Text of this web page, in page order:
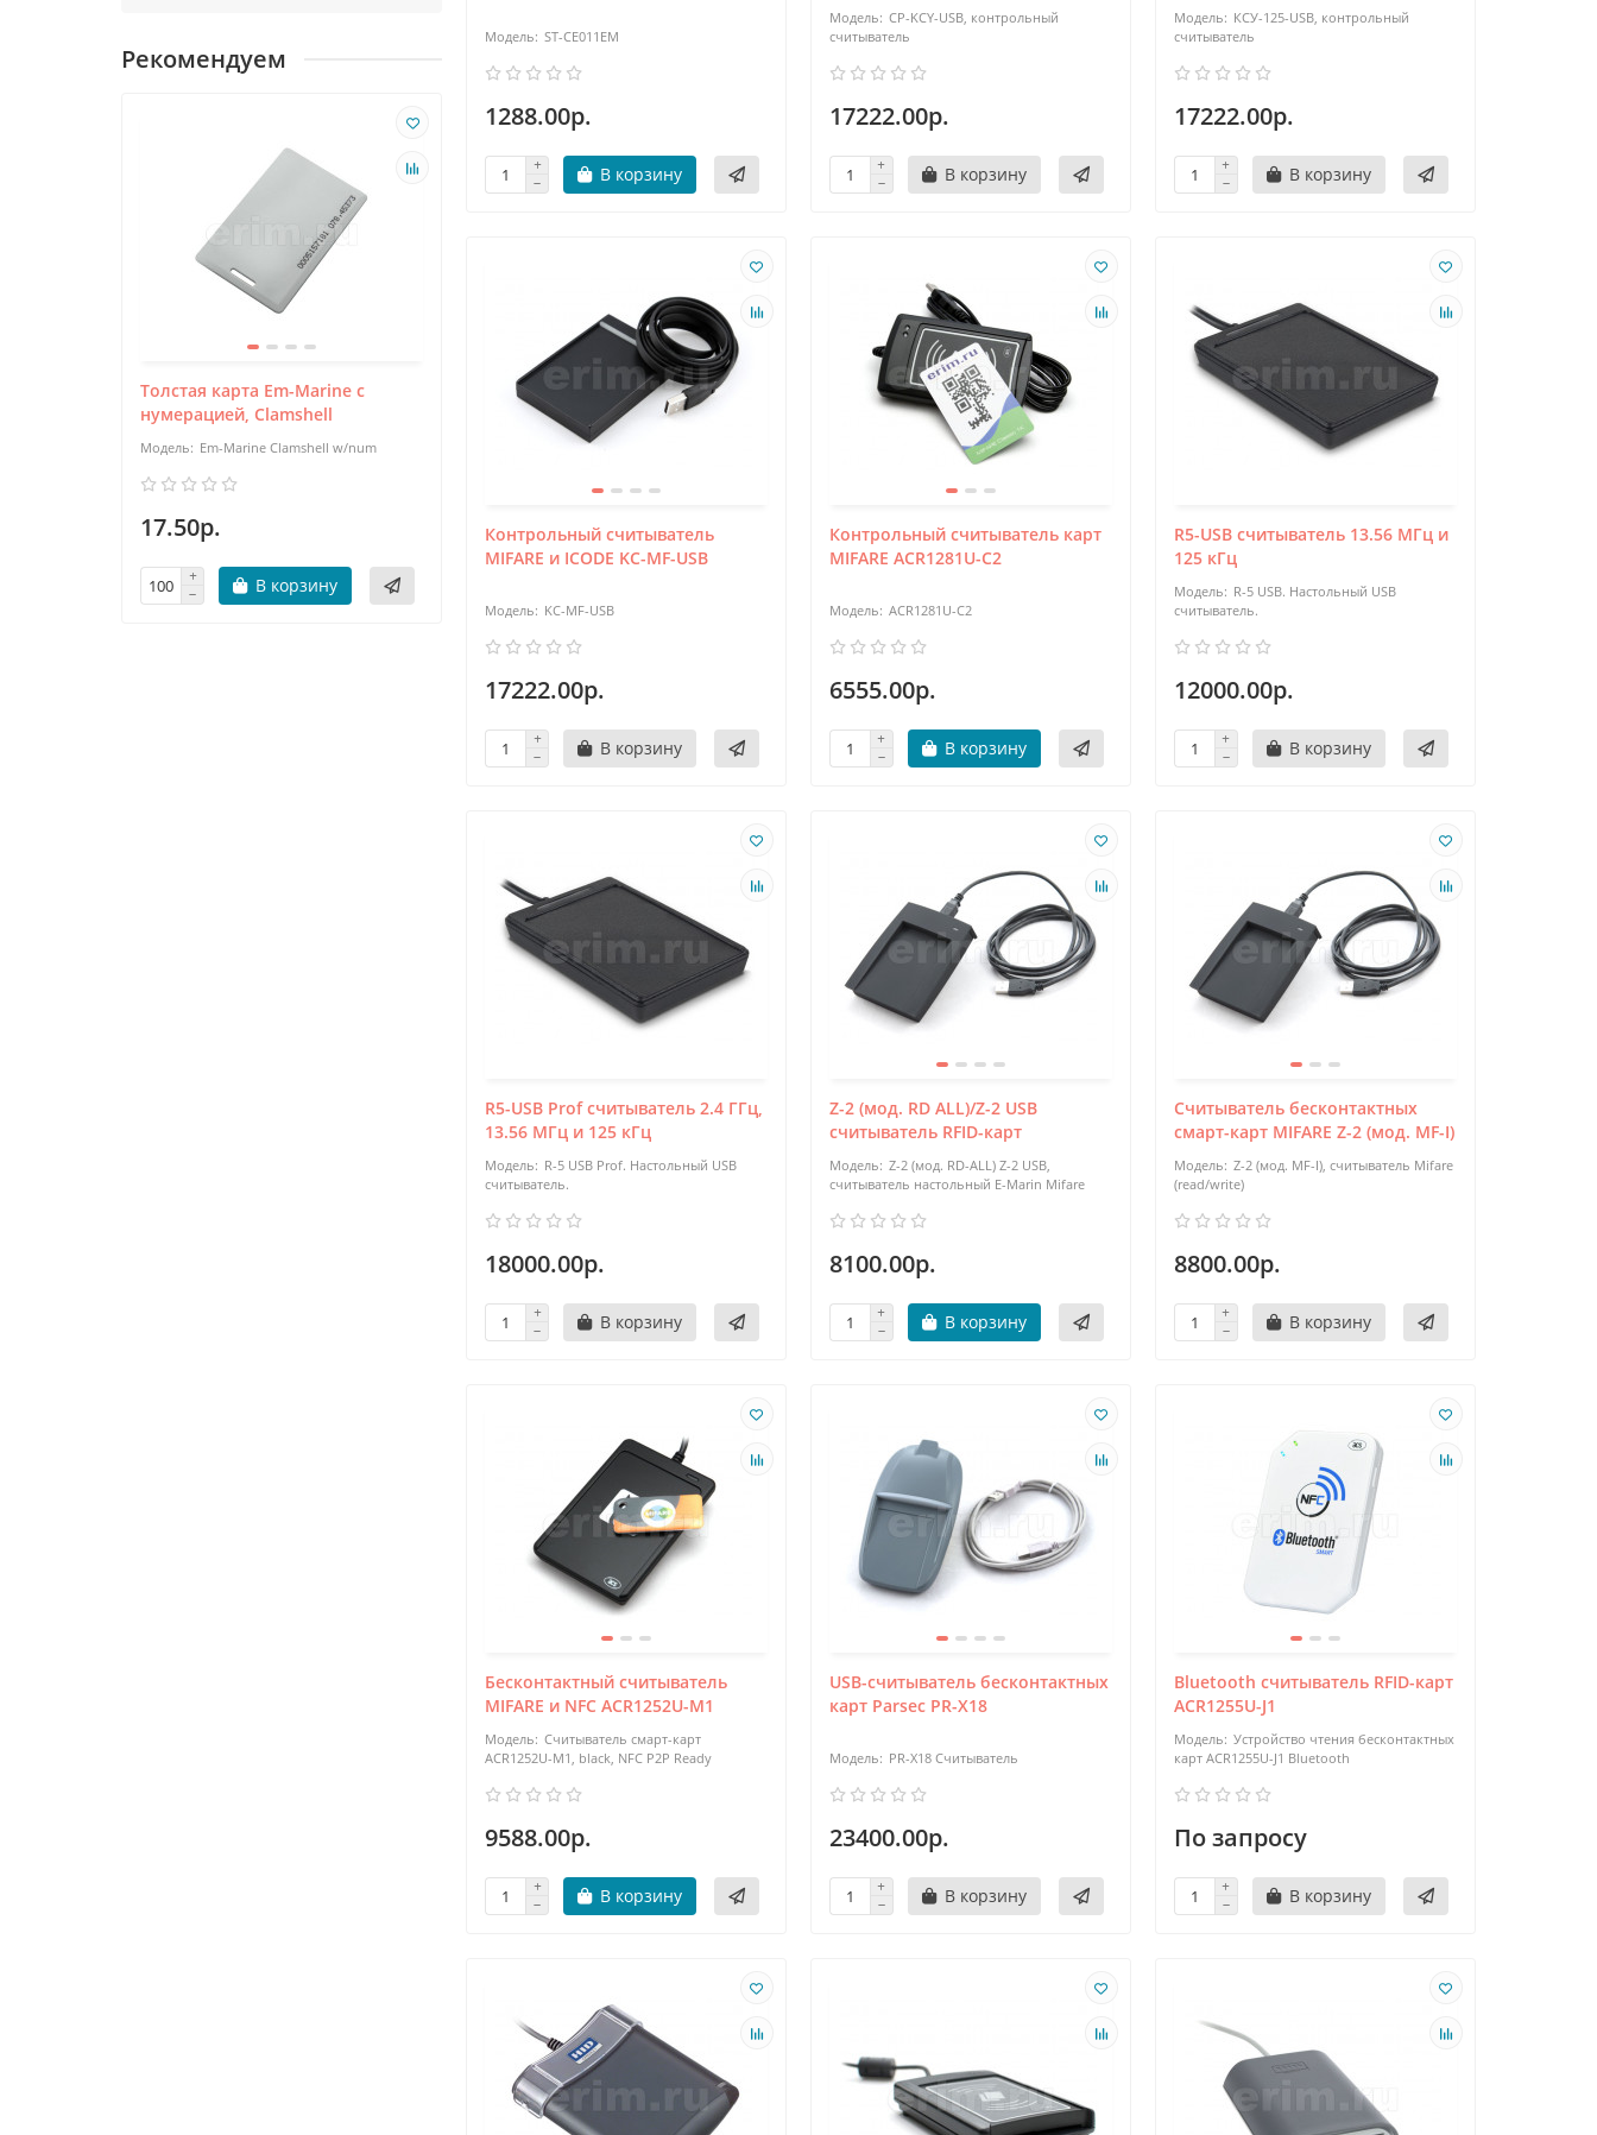
Рекомендуем
Толстая карта Em-Marine с
нумерацией, Clamshell
Em-Marine Clamshell w/num
17.50р.
В корзину
По своим функциональным возможностям бесконтактные считыватели подразделяются на одноформатные - работающие с
и технологий, перечисленных в документации к считывателю.
ST-CE011EM
1288.00р.
В корзину
CP-KCY-USB, контрольный
считыватель
17222.00р.
В корзину
КСУ-125-USB, контрольный
считыватель
17222.00р.
В корзину
Контрольный считыватель
MIFARE и ICODE KC-MF-USB
KC-MF-USB
17222.00р.
В корзину
Контрольный считыватель карт
MIFARE ACR1281U-C2
ACR1281U-C2
6555.00р.
В корзину
R5-USB считыватель 13.56 МГц и
125 кГц
R-5 USB. Настольный USB
считыватель.
12000.00р.
В корзину
R5-USB Prof считыватель 2.4 ГГц,
13.56 МГц и 125 кГц
R-5 USB Prof. Настольный USB
считыватель.
18000.00р.
В корзину
Z-2 (мод. RD ALL)/Z-2 USB
считыватель RFID-карт
Z-2 (мод. RD-ALL) Z-2 USB,
считыватель настольный E-Marin Mifare
8100.00р.
В корзину
Считыватель бесконтактных
смарт-карт MIFARE Z-2 (мод. MF-I)
Z-2 (мод. MF-I), считыватель Mifare
(read/write)
8800.00р.
В корзину
Бесконтактный считыватель
MIFARE и NFC ACR1252U-M1
Считыватель смарт-карт
ACR1252U-M1, black, NFC P2P Ready
9588.00р.
В корзину
USB-считыватель бесконтактных
карт Parsec PR-X18
PR-X18 Считыватель
23400.00р.
В корзину
Bluetooth считыватель RFID-карт
ACR1255U-J1
Устройство чтения бесконтактных
карт ACR1255U-J1 Bluetooth
По запросу
В корзину